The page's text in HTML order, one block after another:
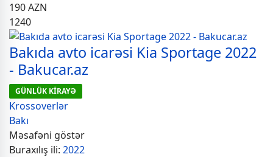
190AZN
1240
Bakıda avto icarəsi Kia Sportage 2022
- Bakucar.az
GÜNLÜK KİRAYƏ
Krossoverlər
Bakı
Məsafəni göstər
Buraxılış ili: 2022